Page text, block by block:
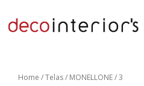
Home /Telas/ MONELLONE / 3